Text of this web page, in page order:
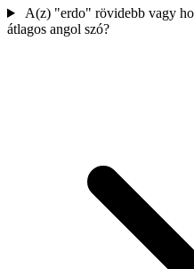
A(z) "erdo" rövidebb vagy
átlagos angol szó?